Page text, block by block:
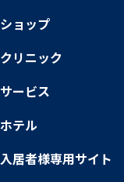
ショップ
クリニック
サービス
ホテル
入居者様専用サイト